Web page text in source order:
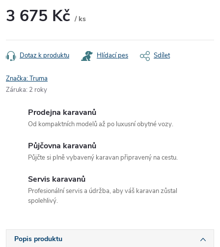
3 675 Kč / ks
cena:
Dotaz k produktu Hlídací pes Sdílet
Značka:Truma
Záruka: 2 roky
Prodejna karavanů
Od kompaktních modelů až po luxusní obytné vozy.
Půjčovna karavanů
Půjčte si plně vybavený karavan připravený na cestu.
Servis karavanů
Profesionální servis a údržba, aby váš karavan zůstal
spolehlivý.
Popis produktu